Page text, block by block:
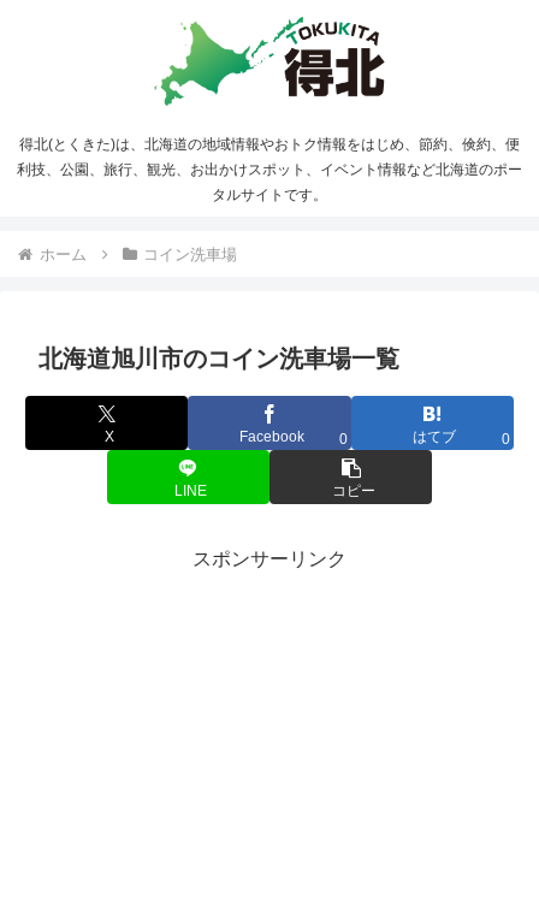
得北(とくきた)は、北海道の地域情報やおトク情報をはじめ、節約、倹約、便
利技、公園、旅行、観光、お出かけスポット、イベント情報など北海道のポー
タルサイトです。
ホーム コイン洗車場
北海道旭川市のコイン洗車場一覧
X Facebook 0 はてブ 0
LINE コピー
スポンサーリンク